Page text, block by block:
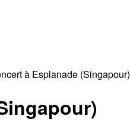
à Esplanade (Singapour)